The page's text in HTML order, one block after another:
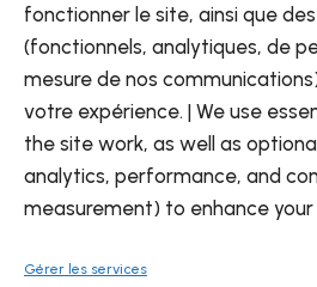
fonctionner le site, ainsi que
(fonctionnels, analytiques, de
mesure de nos
votre expérience. | We use
the site work, as well as
analytics, performance, and
measurement) to enhance your
Gérer les services
Contactez-nous
FR EN